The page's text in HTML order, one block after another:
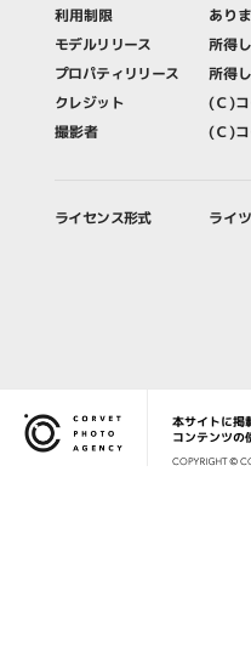
利用制限
あり
モデルリリース
所得
プロパティリリース
所得
クレジット
(Ｃ)
撮影者
(Ｃ)
ライセンス形式 ライ
Corvet Photo
本サイトに掲
コンテンツの